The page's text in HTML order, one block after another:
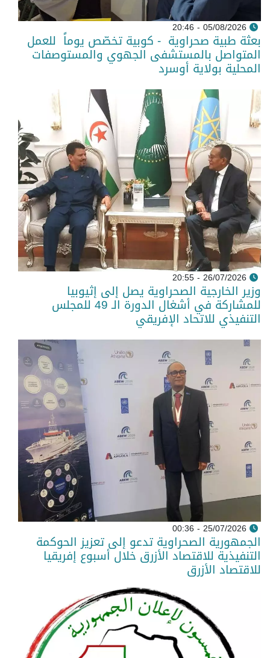
05/08/2026 - 20:46
بعثة طبية صحراوية - كوبية تخصّص يوماً للعمل
المتواصل بالمستشفى الجهوي والمستوصفات
المحلية بولاية أوسرد
26/07/2026 - 20:55
وزير الخارجية الصحراوية يصل إلى إثيوبيا
للمشاركة في أشغال الدورة الـ 49 للمجلس
التنفيذي للاتحاد الإفريقي
25/07/2026 - 00:36
الجمهورية الصحراوية تدعو إلى تعزيز الحوكمة
التنفيذية للاقتصاد الأزرق خلال أسبوع إفريقيا
للاقتصاد الأزرق